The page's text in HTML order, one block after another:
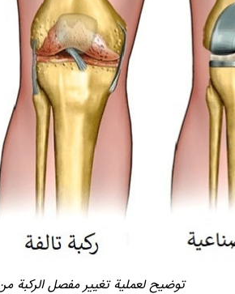
توضيح لعملية تغيير مفصل الركبة